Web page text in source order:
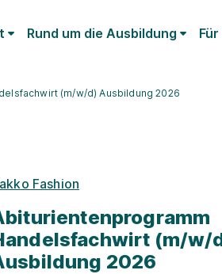
Rund um die Ausbildung
(m/w/d) Ausbildung 2026
Fashion
(m/w/
2026